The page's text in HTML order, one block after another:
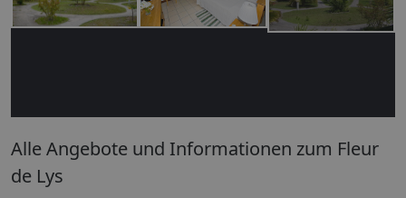
Alle Angebote und Informationen zum Fleur
de Lys